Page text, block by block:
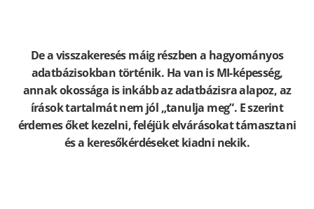
De a visszakeresés máig részben a hagyományos
adatbázisokban történik. Ha van is MI-képesség,
annak okossága is inkább az adatbázisra alapoz, az
írások tartalmát nem jól „tanulja meg”. E szerint
érdemes őket kezelni, feléjük elvárásokat támasztani
és a keresőkérdéseket kiadni nekik.